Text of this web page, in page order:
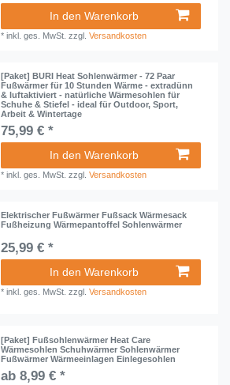
In den Warenkorb
*inkl. ges. MwSt. zzgl.Versandkosten
[Paket] BURI Heat Sohlenwärmer - 72 Paar
Fußwärmer für 10 Stunden Wärme - extradünn
& luftaktiviert - natürliche Wärmesohlen für
Schuhe & Stiefel - ideal für Outdoor, Sport,
Arbeit & Wintertage
75,99 € *
In den Warenkorb
*inkl. ges. MwSt. zzgl.Versandkosten
Elektrischer Fußwärmer Fußsack Wärmesack
Fußheizung Wärmepantoffel Sohlenwärmer
25,99 € *
In den Warenkorb
*inkl. ges. MwSt. zzgl.Versandkosten
[Paket] Fußsohlenwärmer Heat Care
Wärmesohlen Schuhwärmer Sohlenwärmer
Fußwärmer Wärmeeinlagen Einlegesohlen
ab 8,99 € *